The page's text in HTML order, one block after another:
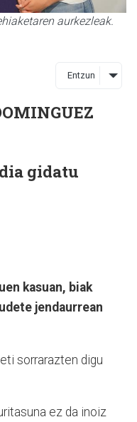
aurkezleak.
Entzun
gidatu
kasuan, biak
jendaurrean
sorrarazten digu
ez da inoiz